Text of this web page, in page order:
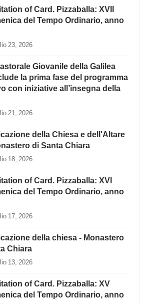
of Card. Pizzaballa: XVII
del Tempo Ordinario, anno
23, 2026
Giovanile della Galilea
la prima fase del programma
con iniziative all’insegna della
21, 2026
della Chiesa e dell'Altare
di Santa Chiara
18, 2026
of Card. Pizzaballa: XVI
del Tempo Ordinario, anno
17, 2026
della chiesa - Monastero
Chiara
13, 2026
of Card. Pizzaballa: XV
del Tempo Ordinario, anno